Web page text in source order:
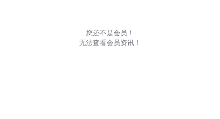
您还不是会员！
无法查看会员资讯！